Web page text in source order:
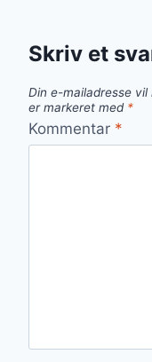
Skriv et
Din e-mailadresse
er markeret med *
Kommentar *